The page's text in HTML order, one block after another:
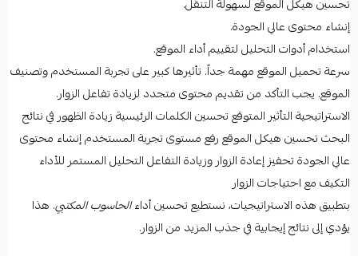
إنشاء محتوى عالي الجودة.
استخدام أدوات التحليل لتقييم أداء الموقع.
سرعة تحميل الموقع مهمة جداً. تأثيرها كبير على تجربة المستخدم وتصنيف
الموقع. يجب التأكد من تقديم محتوى متجدد لزيادة تفاعل الزوار.
الاستراتيجية التأثير المتوقع تحسين الكلمات الرئيسية زيادة الظهور في نتائج
البحث تحسين هيكل الموقع رفع مستوى تجربة المستخدم إنشاء محتوى
عالي الجودة تحفيز إعادة الزوار وزيادة التفاعل التحليل المستمر للأداء
التكيف مع احتياجات الزوار
بتطبيق هذه الاستراتيجيات، نستطيع تحسين أداءالحاسوب المكتبي. هذا
يؤدي إلى نتائج إيجابية في جذب المزيد من الزوار.